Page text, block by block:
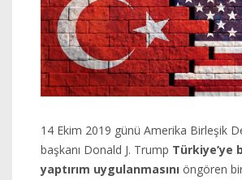
14 Ekim 2019 günü Amerika Birleşik
başkanı Donald J. Trump Türkiye’ye
yaptırım uygulanmasını öngören